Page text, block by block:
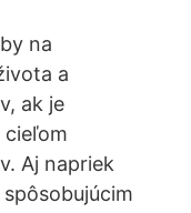
na
a
ak je
Aj napriek